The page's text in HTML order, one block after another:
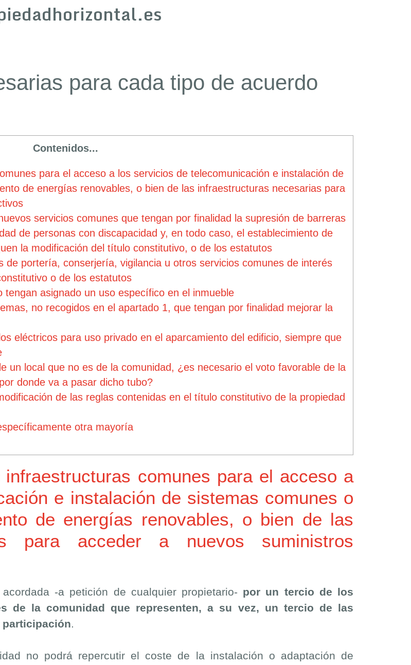
para cada tipo de acuerdo
Contenidos...
para el acceso a los servicios de telecomunicación e instalación de
de energías renovables, o bien de las infraestructuras necesarias para
servicios comunes que tengan por finalidad la supresión de barreras
de personas con discapacidad y, en todo caso, el establecimiento de
la modificación del título constitutivo, o de los estatutos
de portería, conserjería, vigilancia u otros servicios comunes de interés
o de los estatutos
asignado un uso específico en el inmueble
no recogidos en el apartado 1, que tengan por finalidad mejorar la
eléctricos para uso privado en el aparcamiento del edificio, siempre que
un local que no es de la comunidad, ¿es necesario el voto favorable de la
donde va a pasar dicho tubo?
de las reglas contenidas en el título constitutivo de la propiedad
otra mayoría
comunes para el acceso a
e instalación de sistemas comunes o
de energías renovables, o bien de las
para acceder a nuevos suministros
-a petición de cualquier propietario- por un tercio de los
de la comunidad que representen, a su vez, un tercio de las
participación.
no podrá repercutir el coste de la instalación o adaptación de